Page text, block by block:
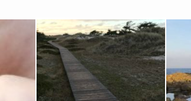
Fischland
12. FEBRUAR 2019